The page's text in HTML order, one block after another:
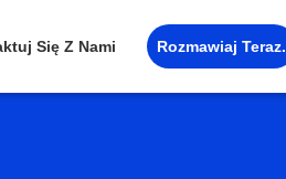
Się Z Nami Rozmawiaj Teraz.